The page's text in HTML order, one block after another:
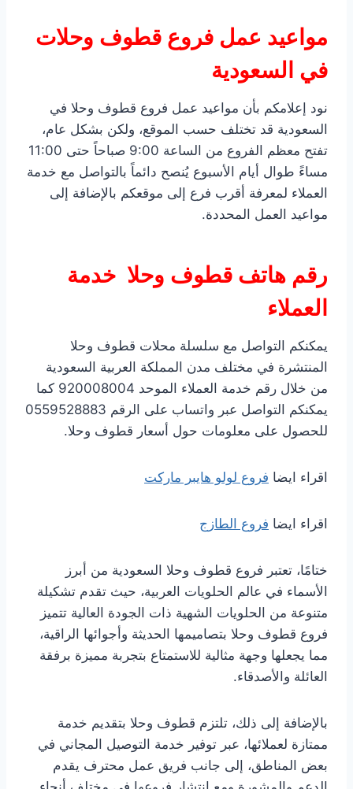
مواعيد عمل فروع قطوف وحلات
في السعودية
نود إعلامكم بأن مواعيد عمل فروع قطوف وحلا في
السعودية قد تختلف حسب الموقع، ولكن بشكل عام،
تفتح معظم الفروع من الساعة 9:00 صباحاً حتى 11:00
مساءً طوال أيام الأسبوع يُنصح دائماً بالتواصل مع خدمة
العملاء لمعرفة أقرب فرع إلى موقعكم بالإضافة إلى
مواعيد العمل المحددة.
رقم هاتف قطوف وحلا خدمة
العملاء
يمكنكم التواصل مع سلسلة محلات قطوف وحلا
المنتشرة في مختلف مدن المملكة العربية السعودية
من خلال رقم خدمة العملاء الموحد 920008004 كما
يمكنكم التواصل عبر واتساب على الرقم 0559528883
للحصول على معلومات حول أسعار قطوف وحلا.
اقراء ايضا فروع لولو هايبر ماركت
اقراء ايضا فروع الطازج
ختامًا، تعتبر فروع قطوف وحلا السعودية من أبرز
الأسماء في عالم الحلويات العربية، حيث تقدم تشكيلة
متنوعة من الحلويات الشهية ذات الجودة العالية تتميز
فروع قطوف وحلا بتصاميمها الحديثة وأجوائها الراقية،
مما يجعلها وجهة مثالية للاستمتاع بتجربة مميزة برفقة
العائلة والأصدقاء.
بالإضافة إلى ذلك، تلتزم قطوف وحلا بتقديم خدمة
ممتازة لعملائها، عبر توفير خدمة التوصيل المجاني في
بعض المناطق، إلى جانب فريق عمل محترف يقدم